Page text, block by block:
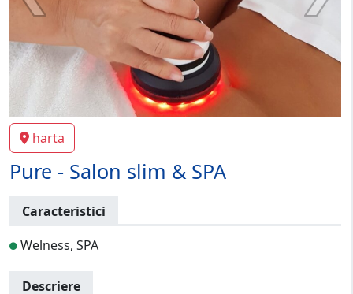
harta
Pure - Salon slim & SPA
Caracteristici
Welness, SPA
Descriere